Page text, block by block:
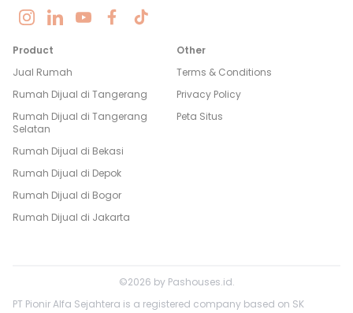
Product
Jual Rumah
Rumah Dijual di Tangerang
Rumah Dijual di Tangerang
Selatan
Rumah Dijual di Bekasi
Rumah Dijual di Depok
Rumah Dijual di Bogor
Rumah Dijual di Jakarta
Other
Terms & Conditions
Privacy Policy
Peta Situs
©2026 by Pashouses.id.
PT Pionir Alfa Sejahtera is a registered company based on SK